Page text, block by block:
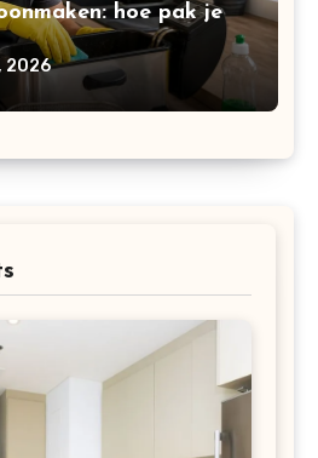
hoe pak je
2026